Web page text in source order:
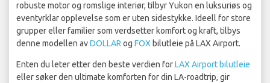
robuste motor og romslige interiør, tilbyr Yukon en luksuriøs og
eventyrklar opplevelse som er uten sidestykke. Ideell for store
grupper eller familier som verdsetter komfort og kraft, tilbys
denne modellen avDOLLAR og FOX bilutleie på LAX Airport.
Enten du leter etter den beste verdien forLAX Airport bilutleie
eller søker den ultimate komforten for din LA-roadtrip, gir